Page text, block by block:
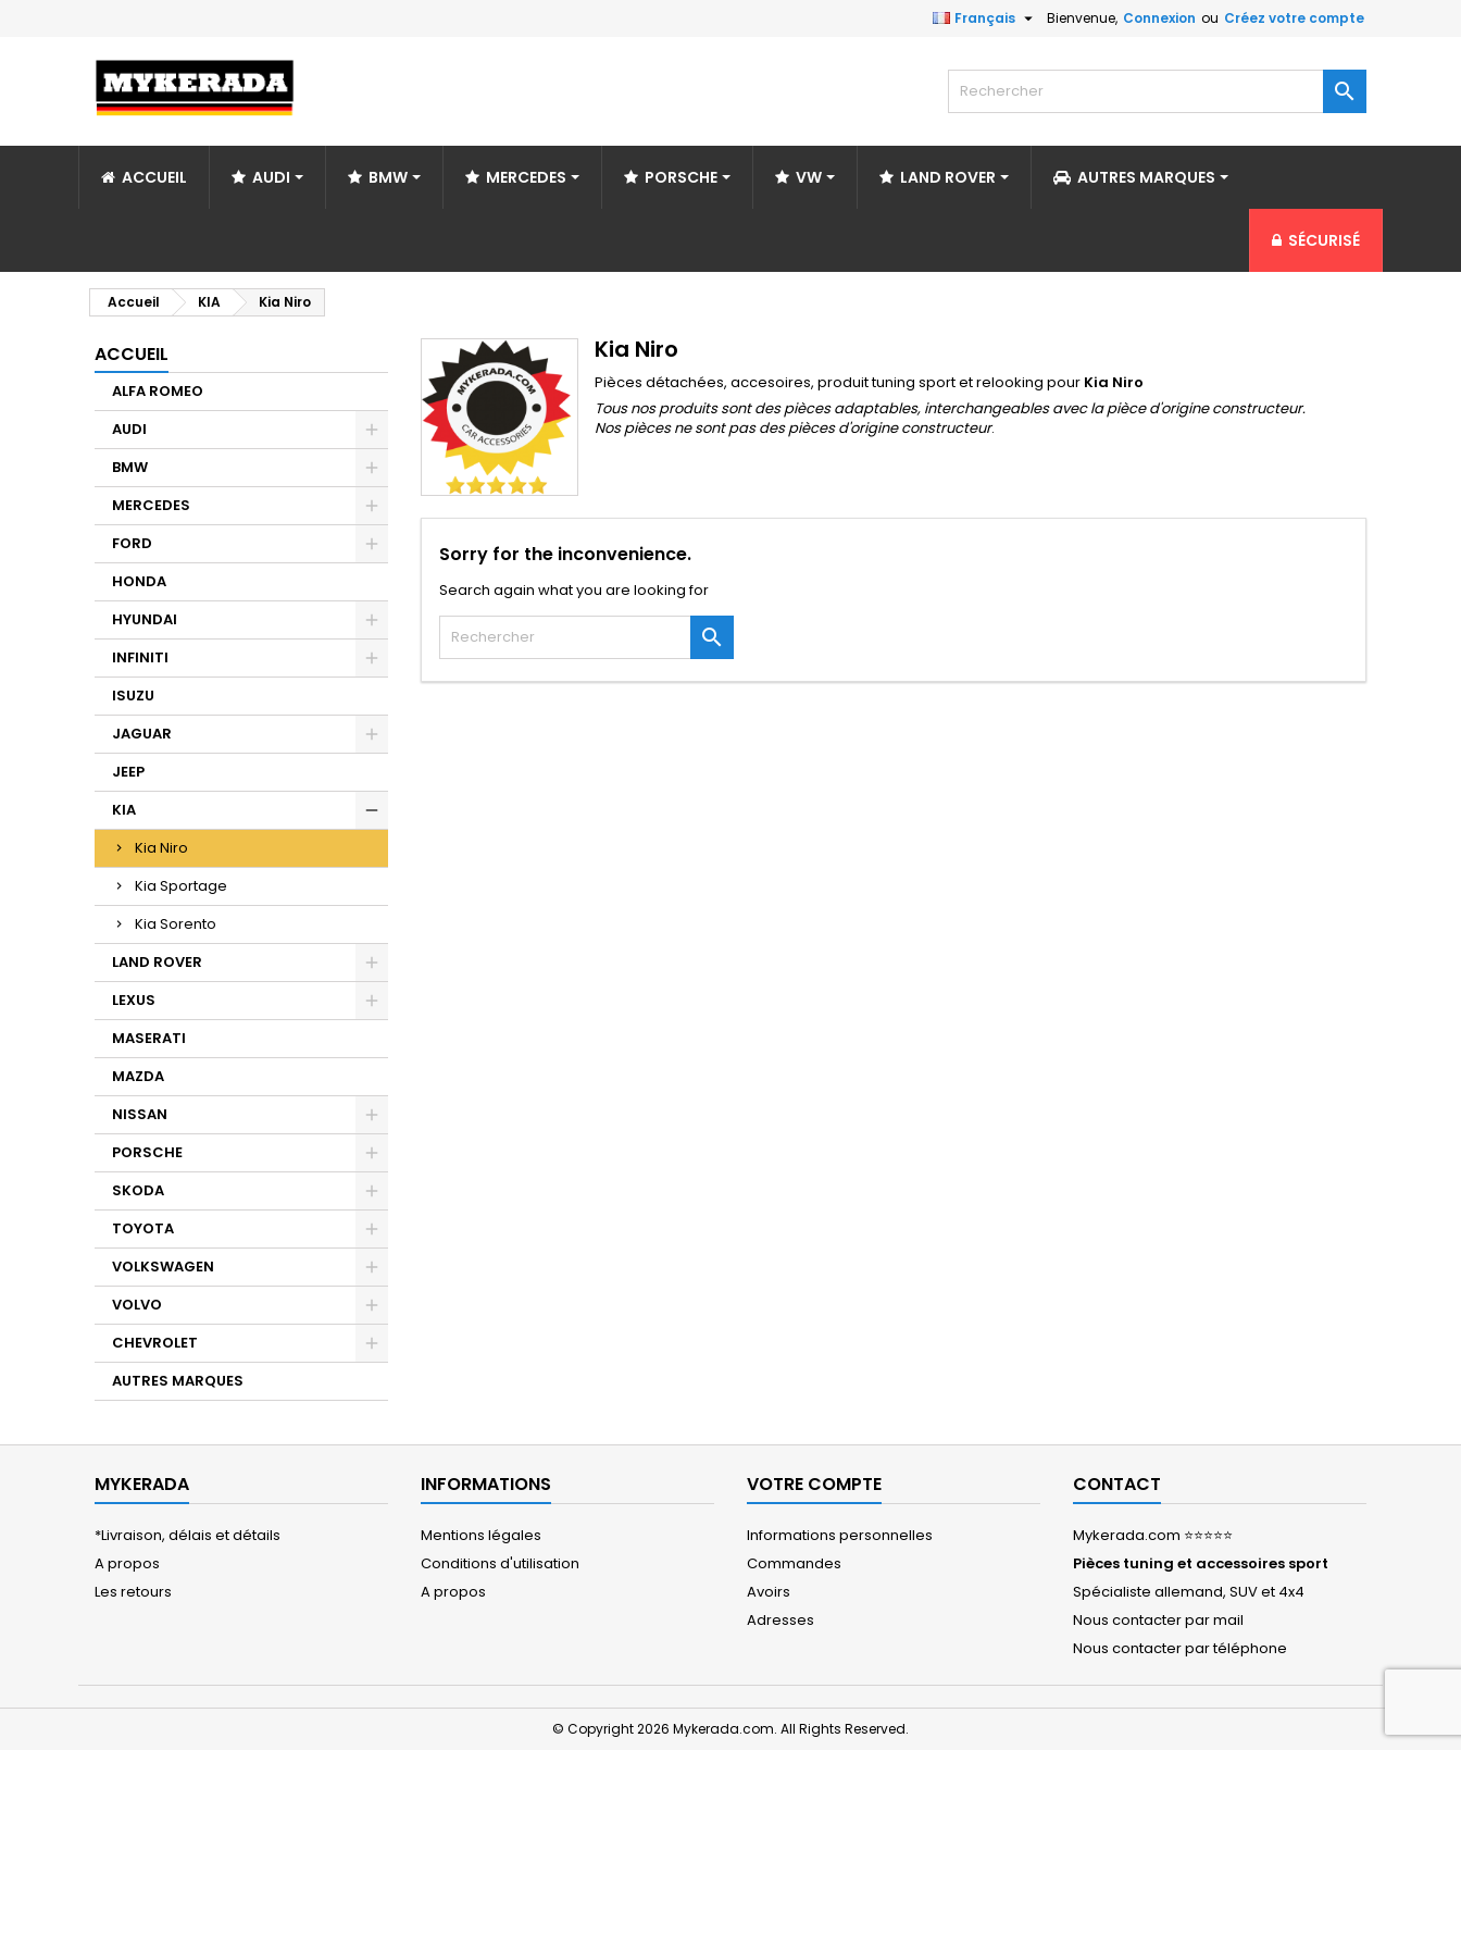
Bienvenue, Connexion ou Créez votre compte
Français 

ACCUEIL AUDI BMW MERCEDES PORSCHE VW LAND ROVER AUTRES MARQUES
SÉCURISÉ
Accueil KIA Kia Niro
ACCUEIL
ALFA ROMEO
AUDI
BMW
MERCEDES
FORD
HONDA
HYUNDAI
INFINITI
ISUZU
JAGUAR
JEEP
KIA
Kia Niro
Kia Sportage
Kia Sorento
LAND ROVER
LEXUS
MASERATI
MAZDA
NISSAN
PORSCHE
SKODA
TOYOTA
VOLKSWAGEN
VOLVO
CHEVROLET
AUTRES MARQUES
Kia Niro
Pièces détachées, accesoires, produit tuning sport et relooking pour Kia Niro
Tous nos produits sont des pièces adaptables, interchangeables avec la pièce d'origine constructeur.
Nos pièces ne sont pas des pièces d'origine constructeur.
Sorry for the inconvenience.
Search again what you are looking for

MYKERADA
*Livraison, délais et détails
A propos
Les retours
INFORMATIONS
Mentions légales
Conditions d'utilisation
A propos
VOTRE COMPTE
Informations personnelles
Commandes
Avoirs
Adresses
CONTACT
Mykerada.com ⭐⭐⭐⭐⭐
Pièces tuning et accessoires sport
Spécialiste allemand, SUV et 4x4
Nous contacter par mail
Nous contacter par téléphone
© Copyright 2026 Mykerada.com. All Rights Reserved.